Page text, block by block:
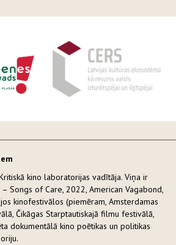
kino laboratorijas vadītāja. Viņa ir
Songs of Care, 2022, American Vagabond,
kinofestivālos (piemēram, Amsterdamas
Čikāgas Starptautiskajā filmu festivālā,
dokumentālā kino poētikas un politikas